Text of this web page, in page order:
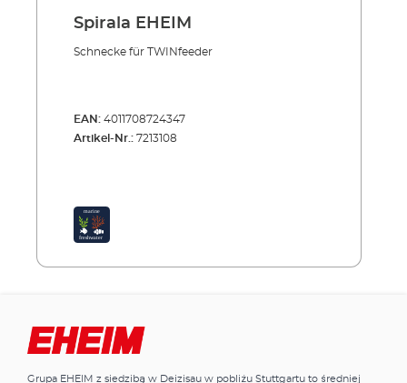
Spirala EHEIM
Schnecke für TWINfeeder
EAN: 4011708724347
Artikel-Nr.: 7213108
Grupa EHEIM z siedzibą w Deizisau w pobliżu Stuttgartu to średniej